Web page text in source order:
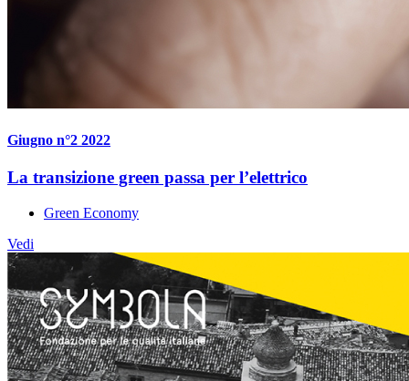
Giugno n°2 2022
La transizione green passa per l’elettrico
Green Economy
Vedi